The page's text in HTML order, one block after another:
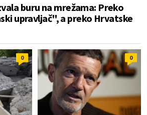
buru na mrežama: Preko
upravljač", a preko Hrvatske
0 0